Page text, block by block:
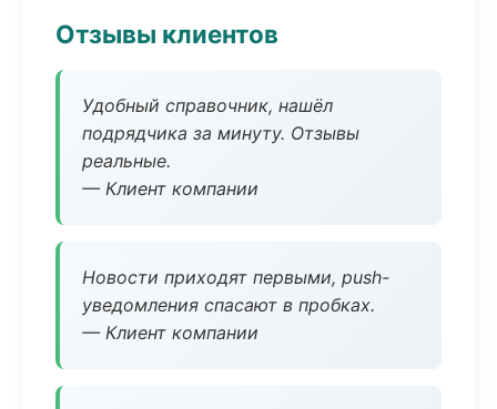
Отзывы клиентов
Удобный справочник, нашёл
подрядчика за минуту. Отзывы
реальные.
— Клиент компании
Новости приходят первыми, push-
уведомления спасают в пробках.
— Клиент компании